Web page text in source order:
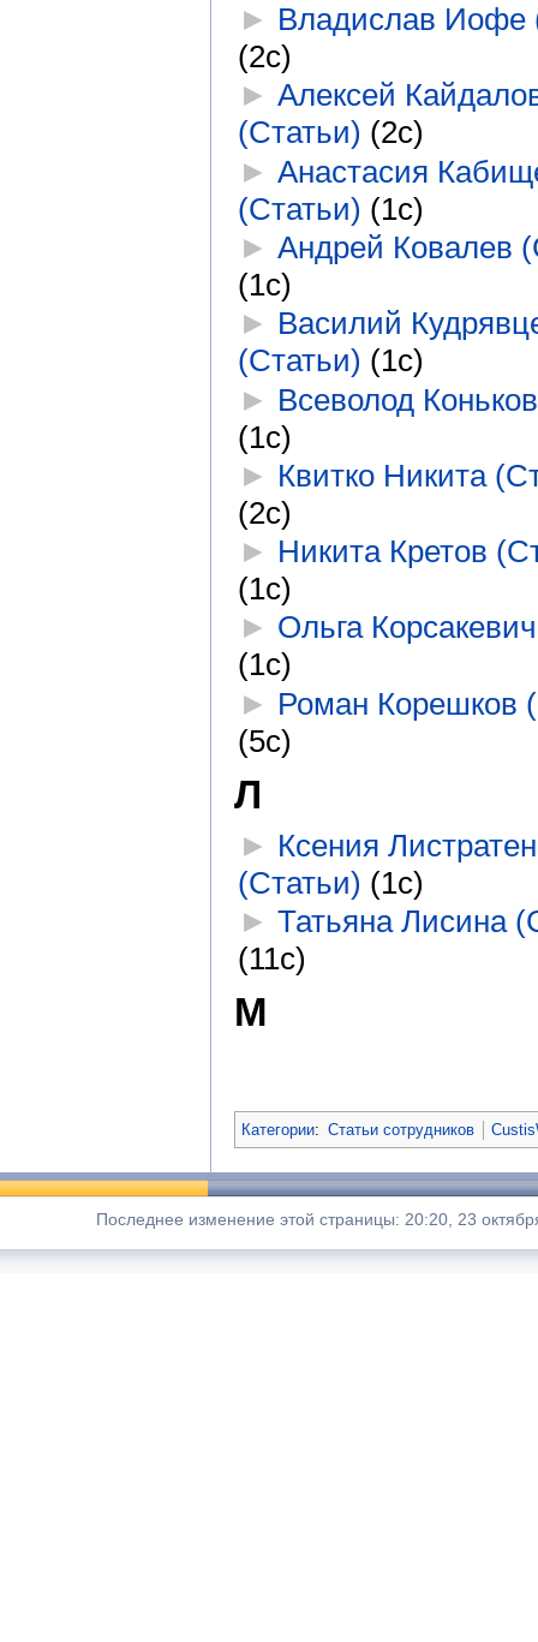
► Владислав Иофе
(2с)
►Алексей
(Статьи) (2с)
►Анастасия
(Статьи) (1с)
►Андрей Ковалев
(1с)
► Василий
(Статьи) (1с)
► Всеволод
(1с)
► Квитко Никита
(2с)
► Никита Кретов
(1с)
► Ольга
(1с)
► Роман Корешков
(5с)
Л
► Ксения
(Статьи) (1с)
►Татьяна Лисина
(11с)
М
Категории: Статьи сотрудников
Последнее изменение этой страницы: 20:20, 23